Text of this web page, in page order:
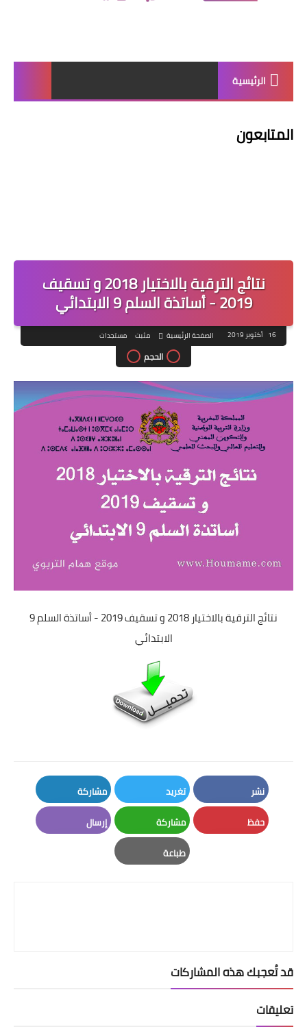
الرئيسية
المتابعون
نتائج الترقية بالاختيار 2018 و تسقيف
2019 - أساتذة السلم 9 الابتدائي
16 أكتوبر 2019 الصفحة الرئيسية مثبت مستجدات
الحجم
نتائج الترقية بالاختيار 2018 و تسقيف 2019 - أساتذة السلم 9
الابتدائي
نشر
Facebook
تغريد
Twitter
مشاركة
LinkedIn
حفظ مشاركة
Whatsapp
إرسال
طباعة
قد تُعجبك هذه المشاركات
تعليقات